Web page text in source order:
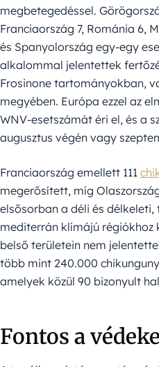
megbetegedéssel.
Franciaország 7, Románia 6,
és Spanyolország egy-egy
alkalommal jelentettek
Frosinone tartományokban,
megyében. Európa ezzel az
WNV-esetszámát éri el, és a
augusztus végén vagy
Franciaország emellett 111
megerősített, míg
elsősorban a déli és délkeleti,
mediterrán klímájú régiókhoz
belső területein nem
több mint 240.000
amelyek közül 90 bizonyult
Fontos a